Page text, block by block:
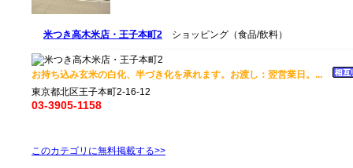
米つき高木米店・王子本町2 ショッピング（食品/飲料）
お持ち込み玄米の白化、半づき化を承れます。お渡し：翌営業日。...
東京都北区王子本町2-16-12
03-3905-1158
このカテゴリに無料掲載する>>